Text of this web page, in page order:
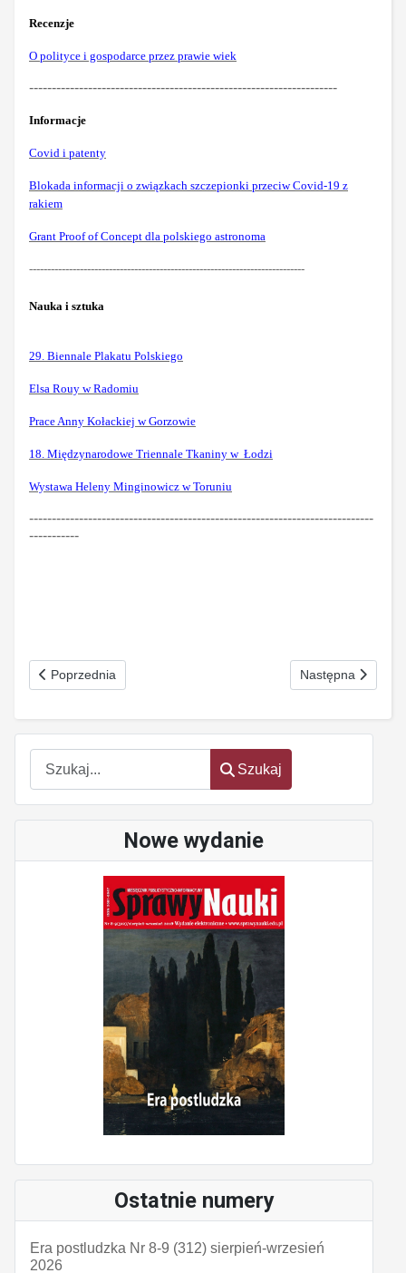
Szukaj
Szukaj
Nowe wydanie
Ostatnie numery
Era postludzka Nr 8-9 (312) sierpień-wrzesień
2026
Recenzje
O polityce i gospodarce przez prawie wiek
--------------------------------------------------------------------
Informacje
Covid i patenty
Blokada informacji o związkach szczepionki przeciw Covid-19 z
rakiem
Grant Proof of Concept dla polskiego astronoma
----------------------------------------------------------------------------
Nauka i sztuka
29. Biennale Plakatu Polskiego
Elsa Rouy w Radomiu
Prace Anny Kołackiej w Gorzowie
18. Międzynarodowe Triennale Tkaniny w Łodzi
Wystawa Heleny Minginowicz w Toruniu
----------------------------------------------------------------------------
-----------
Poprzednia strona: Czy to ty, czy AI? Nr 3 (308) marzec 2026
Poprzednia Następna strona:
Następna